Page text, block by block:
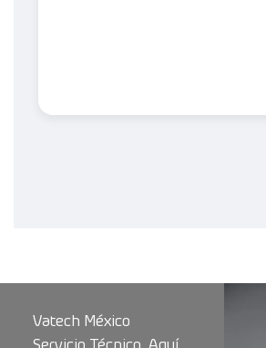
Vatech México
Servicio Técnico, Aquí